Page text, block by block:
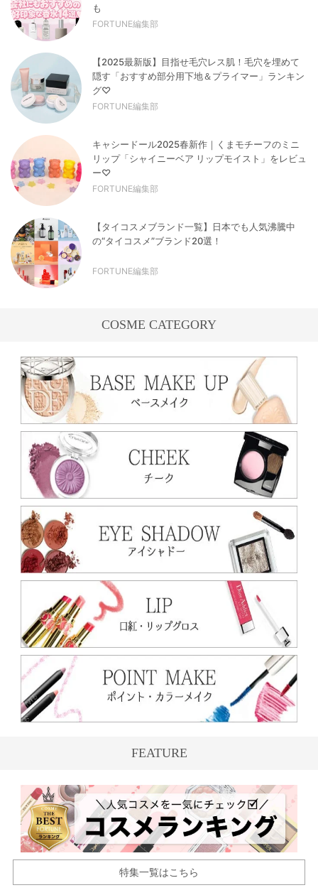
も
FORTUNE編集部
【2025最新版】目指せ毛穴レス肌！毛穴を埋めて
隠す「おすすめ部分用下地＆プライマー」ランキン
グ♡
FORTUNE編集部
キャシードール2025春新作｜くまモチーフのミニ
リップ「シャイニーベア リップモイスト」をレビュ
ー♡
FORTUNE編集部
【タイコスメブランド一覧】日本でも人気沸騰中
の“タイコスメ”ブランド20選！
FORTUNE編集部
COSME CATEGORY
FEATURE
特集一覧はこちら